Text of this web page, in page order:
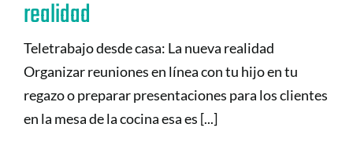
realidad
Teletrabajo desde casa: La nueva realidad
Organizar reuniones en línea con tu hijo en tu
regazo o preparar presentaciones para los clientes
en la mesa de la cocina esa es [...]